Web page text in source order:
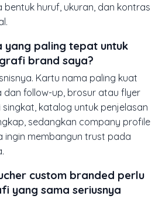
bentuk huruf, ukuran, dan kontras
yang paling tepat untuk
brand saya?
Kartu nama paling kuat
dan follow-up, brosur atau flyer
katalog untuk penjelasan
sedangkan company profile
ingin membangun trust pada
custom branded perlu
yang sama seriusnya